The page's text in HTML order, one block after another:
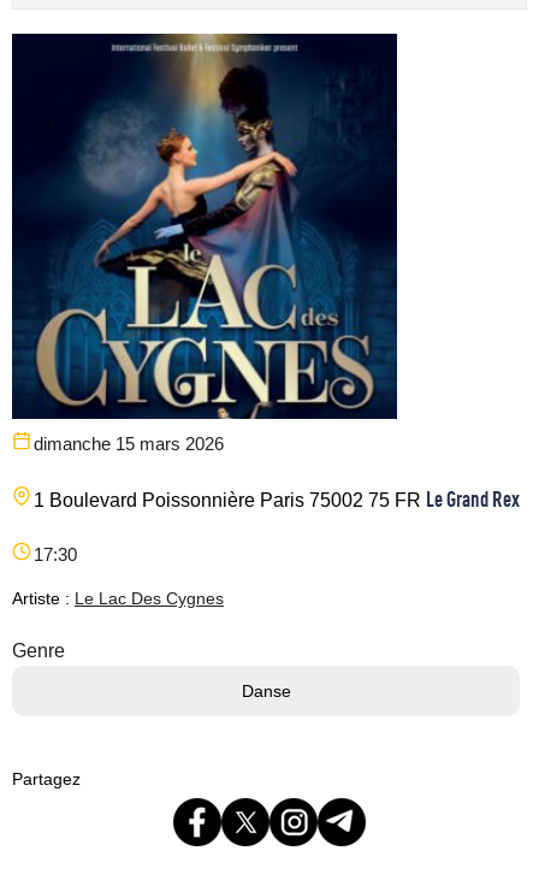
dimanche 15 mars 2026
1 Boulevard Poissonnière Paris 75002 75 FR Le Grand Rex
17:30
Artiste : Le Lac Des Cygnes
Genre
Danse
Partagez